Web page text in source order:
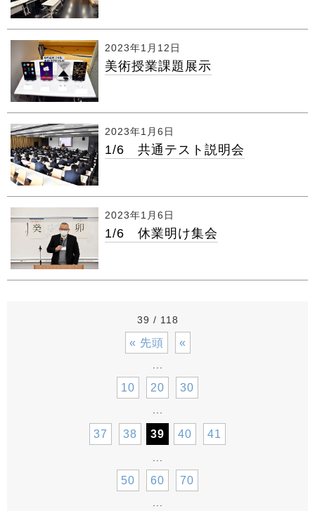
2023年1月12日
美術授業課題展示
2023年1月6日
1/6 共通テスト説明会
2023年1月6日
1/6 休業明け集会
39 / 118
« 先頭 «
10 20 30
37 38 39 40 41
50 60 70